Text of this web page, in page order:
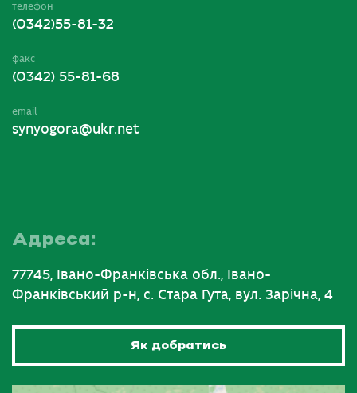
телефон
(0342)55-81-32
факс
(0342) 55-81-68
email
synyogora@ukr.net
Адреса:
77745, Івано-Франківська обл., Івано-
Франківський р-н, с. Стара Гута, вул. Зарічна, 4
Як добратись